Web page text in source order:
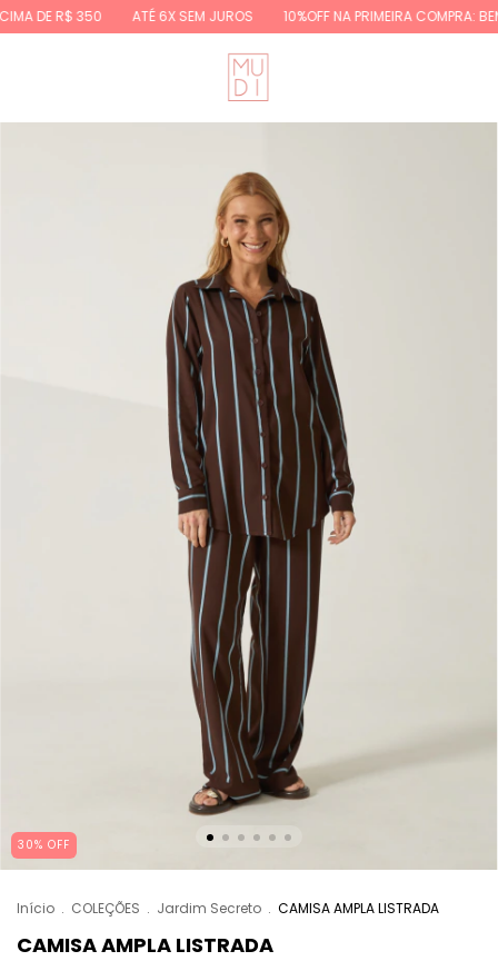
350 ATÉ 6X SEM JUROS 10%OFF NA PRIMEIRA COMPRA: BEMVINDA10
30% OFF
Início . COLEÇÕES . Jardim Secreto . CAMISA AMPLA LISTRADA
CAMISA AMPLA LISTRADA